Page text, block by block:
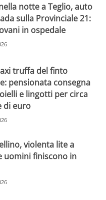
notte a Teglio, auto
sulla Provinciale 21:
in ospedale
truffa del finto
pensionata consegna
e lingotti per circa
di euro
violenta lite a
uomini finiscono in